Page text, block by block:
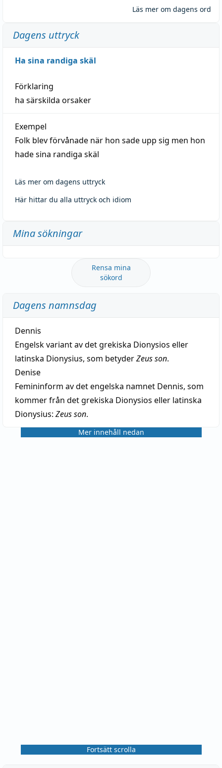
Läs mer om dagens ord
Dagens uttryck
Ha sina randiga skäl
Förklaring
ha särskilda orsaker
Exempel
Folk blev förvånade när hon sade upp sig men hon
hade sina randiga skäl
Läs mer om dagens uttryck
Här hittar du alla uttryck och idiom
Mina sökningar
Rensa mina
sökord
Dagens namnsdag
Dennis
Engelsk variant av det grekiska Dionysios eller
latinska Dionysius, som betyderZeus son.
Denise
Femininform av det engelska namnet Dennis, som
kommer från det grekiska Dionysios eller latinska
Dionysius: Zeus son.
Mer innehåll nedan
Fortsätt scrolla